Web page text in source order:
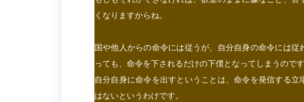
くなりますからね。
国や他人からの命令には従うが、自分自身の命令には従
っても、命令を下されるだけの下僕となってしまうのです
自分自身に命令を出すということは、命令を発信する
はないというわけです。